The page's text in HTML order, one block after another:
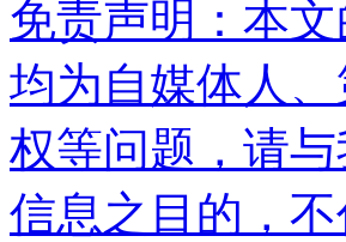
免责声明：本
均为自媒体人
权等问题，请
信息之目的，